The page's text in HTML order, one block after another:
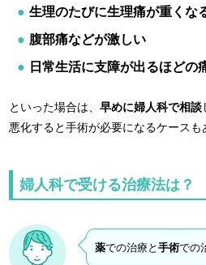
生理のたびに生理痛が重くな
腹部痛などが激しい
日常生活に支障が出るほどの
といった場合は、早めに婦人科で相談
悪化すると手術が必要になるケースも
婦人科で受ける治療法は？
薬での治療と手術での